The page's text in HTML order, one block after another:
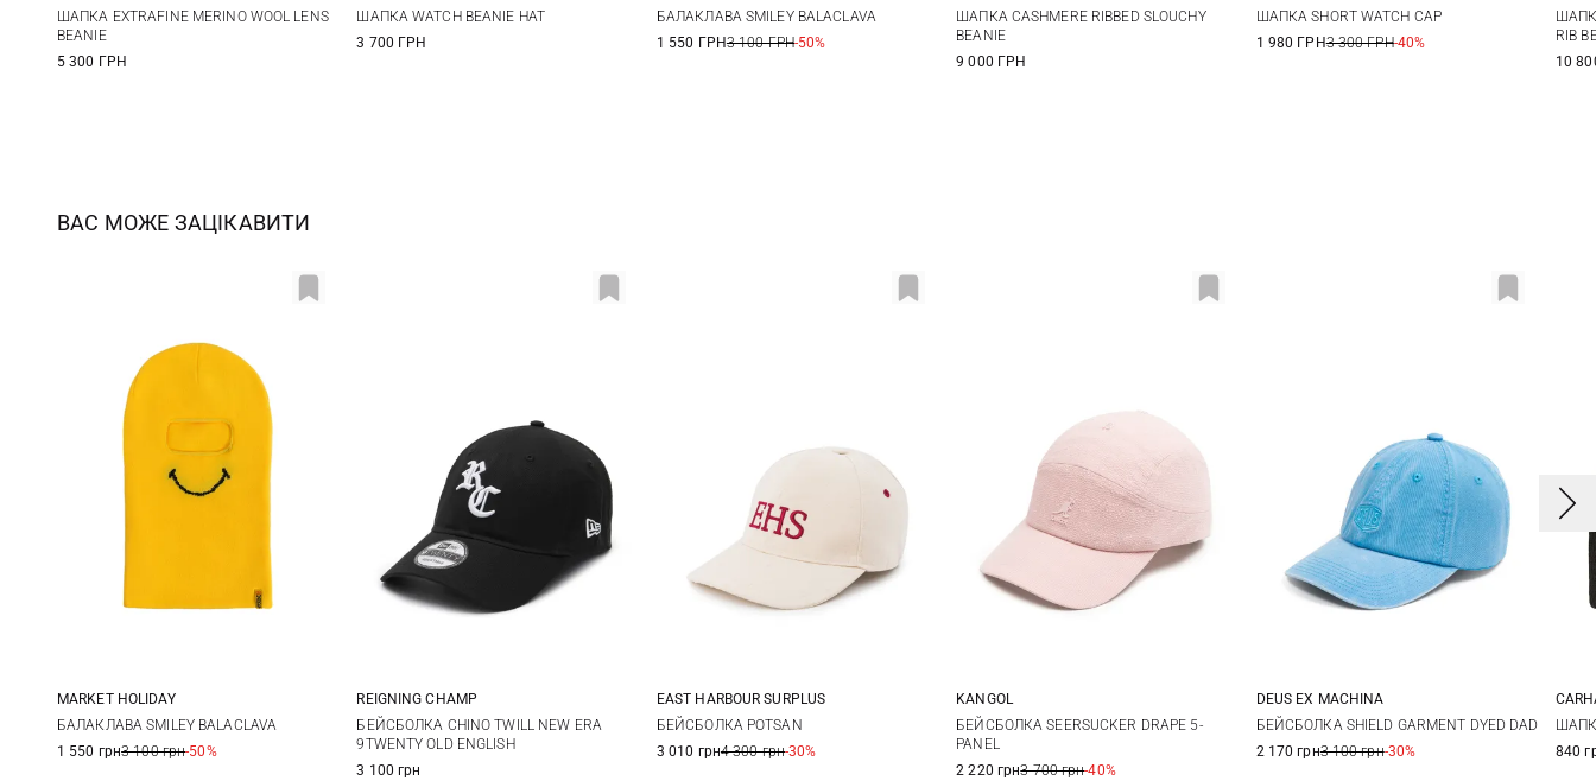
One size
ШАПКА EXTRAFINE MERINO WOOL LENS
BEANIE
5 300 ГРН
One size
ШАПКА WATCH BEANIE HAT
3 700 ГРН
One size
БАЛАКЛАВА SMILEY BALACLAVA
1 550 ГРН3 100 ГРН-50%
One size
ШАПКА CASHMERE RIBBED SLOUCHY
BEANIE
9 000 ГРН
One size
ШАПКА SHORT WATCH CAP
1 980 ГРН3 300 ГРН-40%
RIB
10
ВАС МОЖЕ ЗАЦІКАВИТИ
One size
MARKET HOLIDAY
БАЛАКЛАВА SMILEY BALACLAVA
1 550 грн3 100 грн-50%
One size
REIGNING CHAMP
БЕЙСБОЛКА CHINO TWILL NEW ERA
9TWENTY OLD ENGLISH
3 100 грн
One size
EAST HARBOUR SURPLUS
БЕЙСБОЛКА POTSAN
3 010 грн4 300 грн-30%
One size
KANGOL
БЕЙСБОЛКА SEERSUCKER DRAPE 5-
PANEL
2 220 грн3 700 грн-40%
One size
DEUS EX MACHINА
БЕЙСБОЛКА SHIELD GARMENT DYED DAD
2 170 грн3 100 грн-30%
840